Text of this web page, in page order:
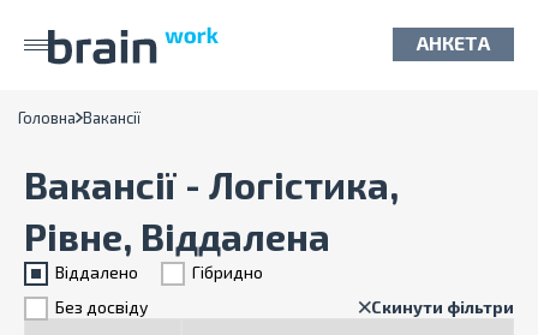
АНКЕТА
Головна Вакансії
Вакансії - Логістика,
Рівне, Віддалена
Віддалено
Гiбридно
Без досвіду
Скинути фільтри